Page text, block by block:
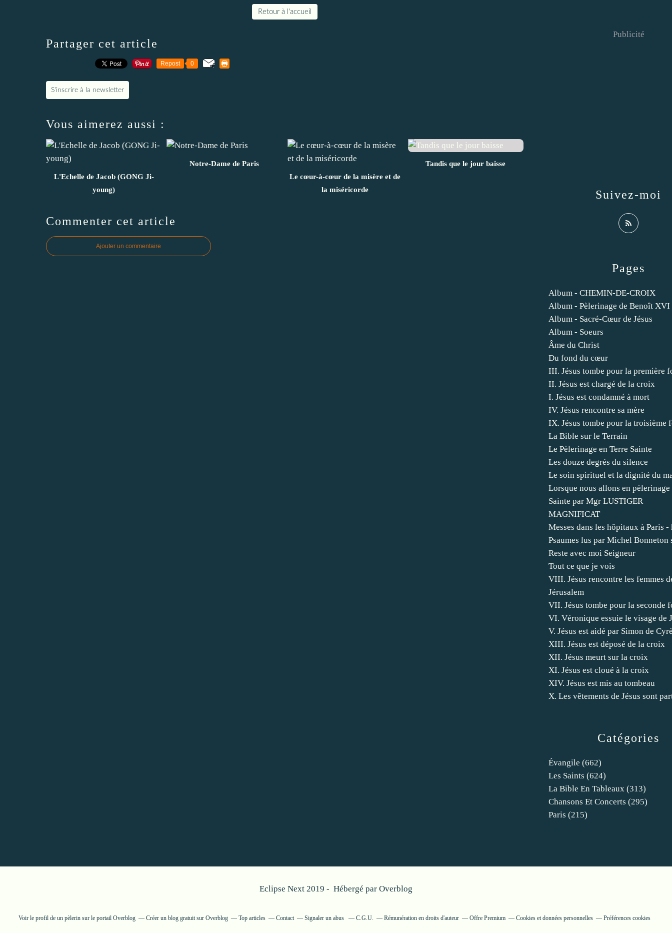
Retour à l'accueil
Partager cet article
Repost 0
S'inscrire à la newsletter
Vous aimerez aussi :
L'Echelle de Jacob (GONG Ji-
young)
Notre-Dame de Paris
Le cœur-à-cœur de la misère et de
la miséricorde
Tandis que le jour baisse
Commenter cet article
Ajouter un commentaire
Catégories
Évangile (662)
Les Saints (624)
La Bible En Tableaux (313)
Chansons Et Concerts (295)
Paris (215)
Pages
Album - CHEMIN-DE-CROIX
Album - Pèlerinage de Benoît XVI
Album - Sacré-Cœur de Jésus
Album - Soeurs
Âme du Christ
Du fond du cœur
III. Jésus tombe pour la première
II. Jésus est chargé de la croix
I. Jésus est condamné à mort
IV. Jésus rencontre sa mère
IX. Jésus tombe pour la troisième
La Bible sur le Terrain
Le Pèlerinage en Terre Sainte
Les douze degrés du silence
Le soin spirituel et la dignité du
Lorsque nous allons en pèlerinage
Sainte par Mgr LUSTIGER
MAGNIFICAT
Messes dans les hôpitaux à Paris -
Psaumes lus par Michel Bonneton
Reste avec moi Seigneur
Tout ce que je vois
VIII. Jésus rencontre les femmes
Jérusalem
VII. Jésus tombe pour la seconde
VI. Véronique essuie le visage de
V. Jésus est aidé par Simon de
XIII. Jésus est déposé de la croix
XII. Jésus meurt sur la croix
XI. Jésus est cloué à la croix
XIV. Jésus est mis au tombeau
X. Les vêtements de Jésus sont
Suivez-moi
Publicité
Eclipse Next 2019 - Hébergé par Overblog
Voir le profil de un pèlerin sur le portail Overblog Créer un blog gratuit sur Overblog Top articles Contact Signaler un abus C.G.U. Rémunération en droits d'auteur Offre Premium Cookies et données personnelles Préférences cookies